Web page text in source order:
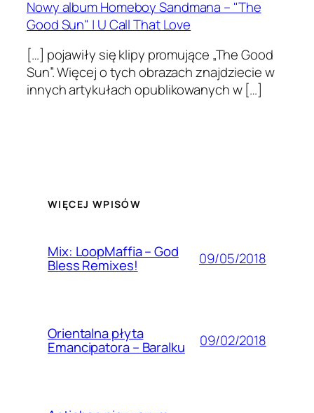
Nowy album Homeboy Sandmana – "The
Good Sun" | U Call That Love
[…] pojawiły się klipy promujące „The Good
Sun”. Więcej o tych obrazach znajdziecie w
innych artykułach opublikowanych w […]
WIĘCEJ WPISÓW
Mix: LoopMaffia – God
Bless Remixes! 09/05/2018
Orientalna płyta
Emancipatora – Baralku 09/02/2018